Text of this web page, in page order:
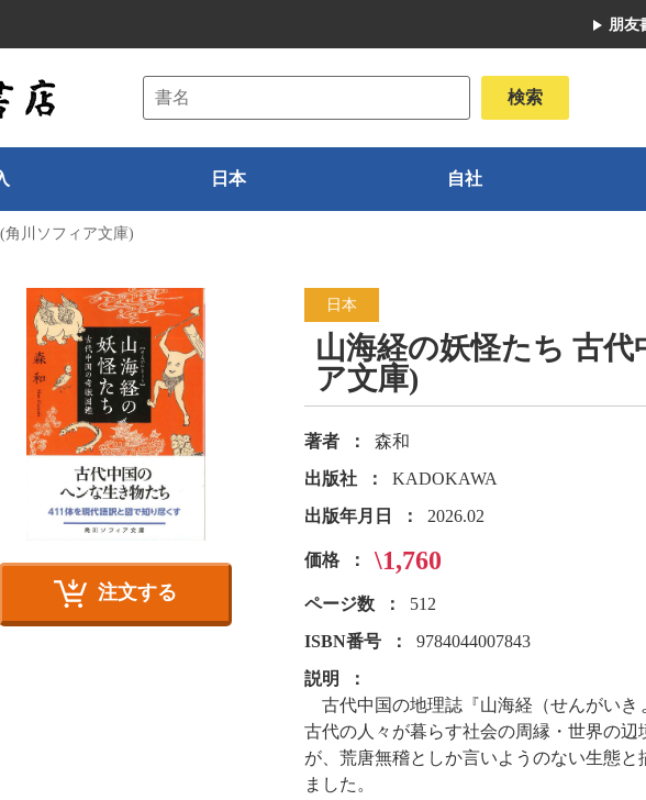
朋友
日本 自社
川ソフィア文庫)
注文する
日本
山海経の妖怪たち 古
ア文庫)
著者
森和
出版社
KADOKAWA
出版年月日
2026.02
価格 \1,760
ページ数
512
ISBN番号
9784044007843
説明
古代中国の地理誌『山海経（せんがいき
古代の人々が暮らす社会の周縁・世界の
が、荒唐無稽としか言いようのない生態
ました。